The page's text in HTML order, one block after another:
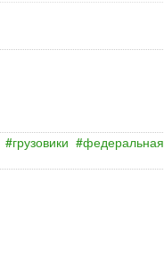
грузовики
федеральная